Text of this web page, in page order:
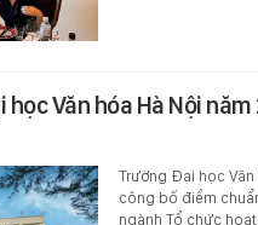
Văn hóa Hà Nội
Trường Đại học Văn
công bố điểm
ngành Tổ chức